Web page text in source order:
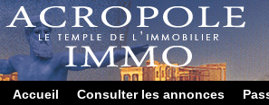
Accueil Consulter les annonces